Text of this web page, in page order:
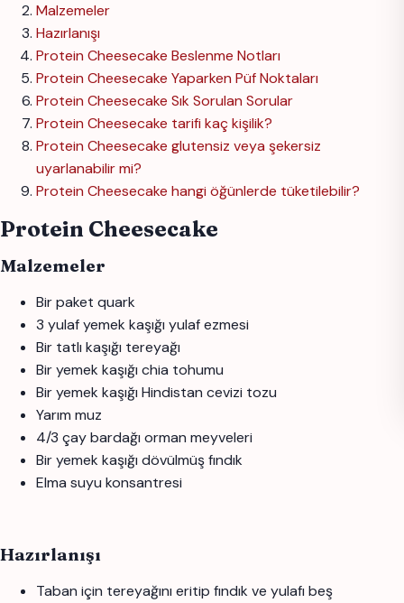
Malzemeler
Hazırlanışı
Protein Cheesecake Beslenme Notları
Protein Cheesecake Yaparken Püf Noktaları
Protein Cheesecake Sık Sorulan Sorular
Protein Cheesecake tarifi kaç kişilik?
Protein Cheesecake glutensiz veya şekersiz
uyarlanabilir mi?
Protein Cheesecake hangi öğünlerde tüketilebilir?
Protein Cheesecake
Malzemeler
Bir paket quark
3 yulaf yemek kaşığı yulaf ezmesi
Bir tatlı kaşığı tereyağı
Bir yemek kaşığı chia tohumu
Bir yemek kaşığı Hindistan cevizi tozu
Yarım muz
4/3 çay bardağı orman meyveleri
Bir yemek kaşığı dövülmüş fındık
Elma suyu konsantresi
Hazırlanışı
Taban için tereyağını eritip fındık ve yulafı beş